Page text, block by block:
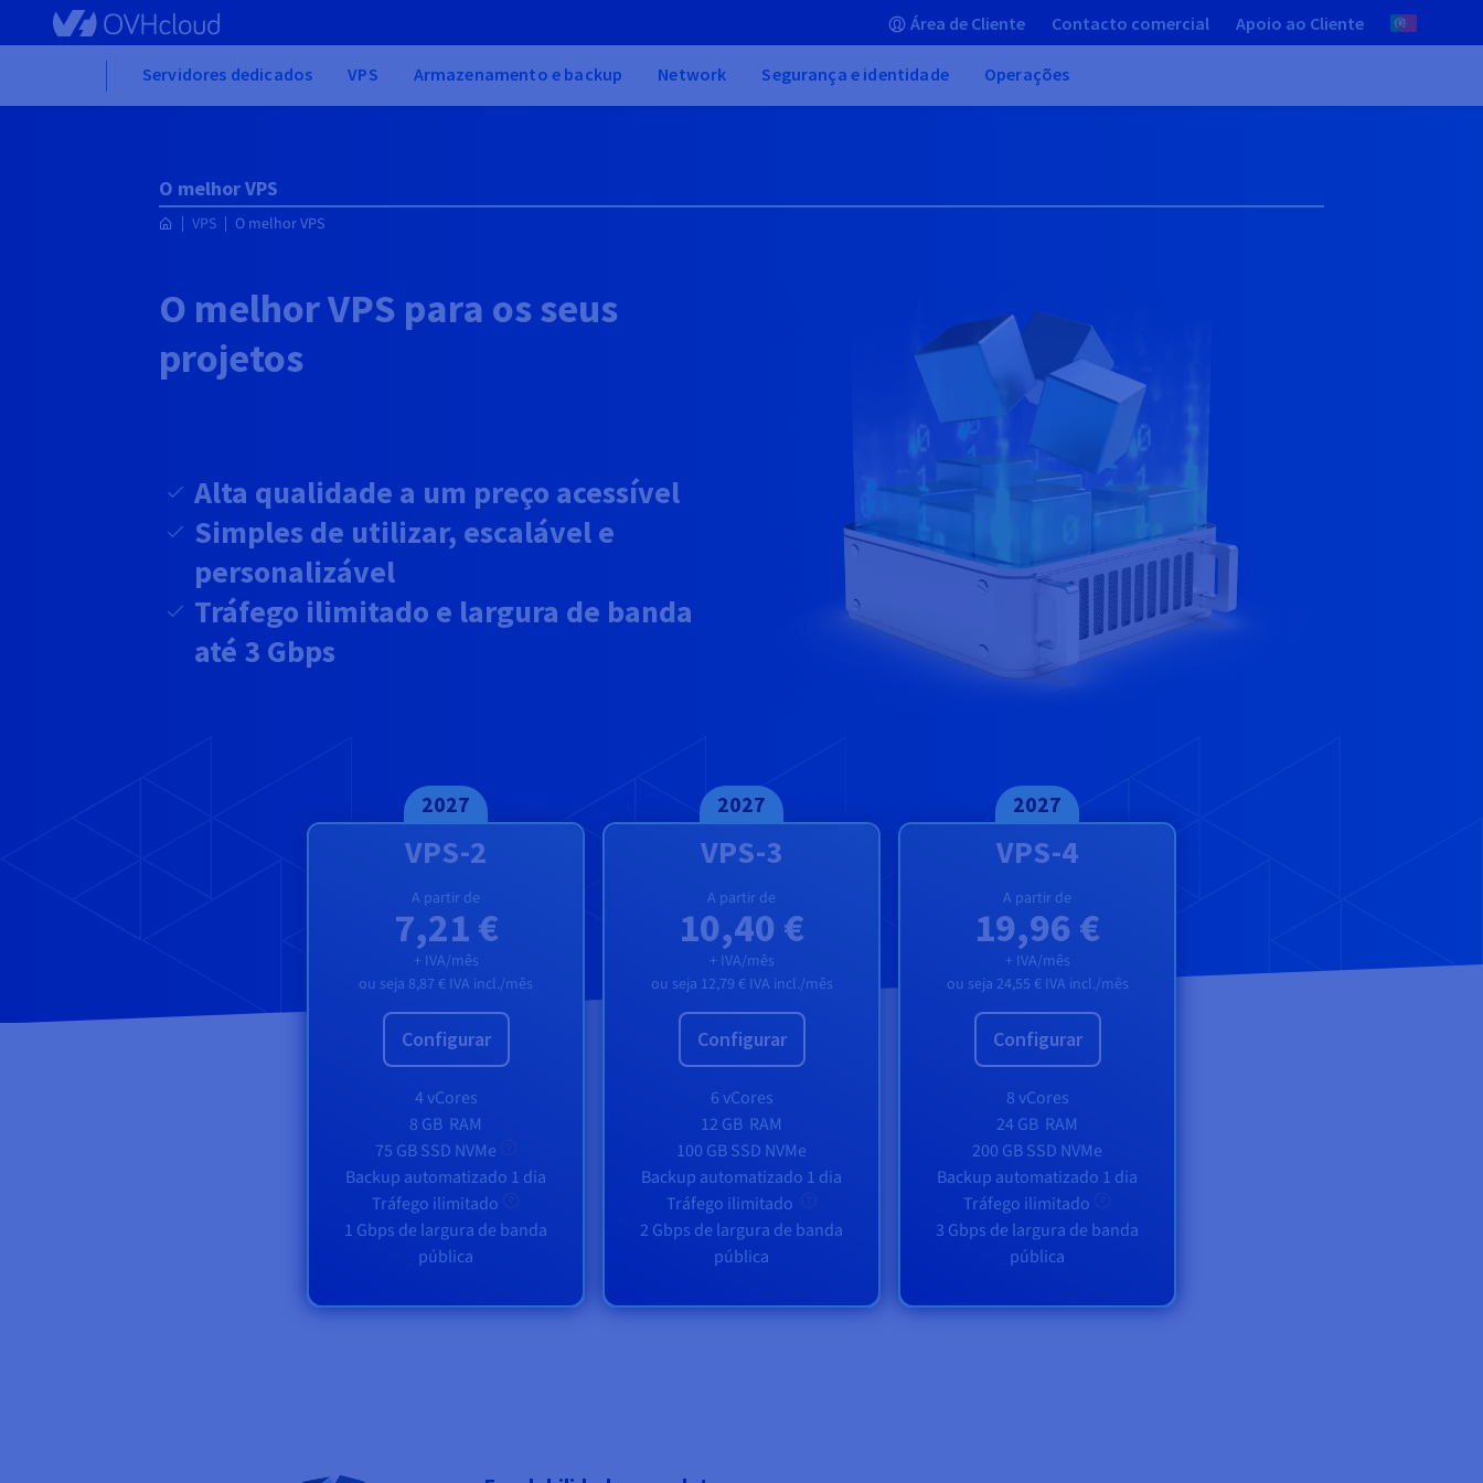
Skip to main content Área de Cliente Contacto comercial Apoio ao Cliente
Servidores dedicados VPS Armazenamento e backup Network Segurança e identidade Operações
O melhor VPS
VPS O melhor VPS
O melhor VPS para os seus
projetos
Alta qualidade a um preço acessível
Simples de utilizar, escalável e
personalizável
Tráfego ilimitado e largura de banda
até 3 Gbps
2027
VPS-2
A partir de
7,21 €
+ IVA/mês
ou seja 8,87 € IVA incl./mês
Configurar
4 vCores
8 GB RAM
75 GB SSD NVMe
Backup automatizado 1 dia
Tráfego ilimitado
1 Gbps de largura de banda
pública
2027
VPS-3
A partir de
10,40 €
+ IVA/mês
ou seja 12,79 € IVA incl./mês
Configurar
6 vCores
12 GB RAM
100 GB SSD NVMe
Backup automatizado 1 dia
Tráfego ilimitado
2 Gbps de largura de banda
pública
2027
VPS-4
A partir de
19,96 €
+ IVA/mês
ou seja 24,55 € IVA incl./mês
Configurar
8 vCores
24 GB RAM
200 GB SSD NVMe
Backup automatizado 1 dia
Tráfego ilimitado
3 Gbps de largura de banda
pública